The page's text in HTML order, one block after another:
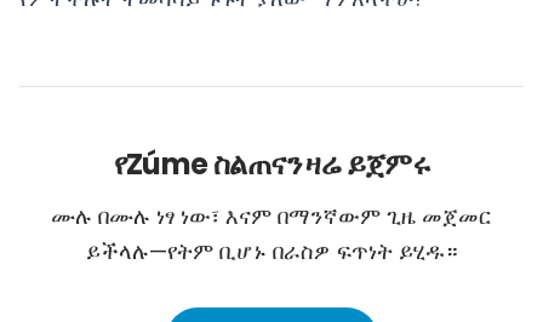
የZúme ስልጠናን ዛሬ ይጀምሩ
ሙሉ በሙሉ ነፃ ነው፣ እናም በማንኛውም ጊዜ መጀመር
ይችላሉ—የትም ቢሆኑ በራስዎ ፍጥነት ይሂዱ።